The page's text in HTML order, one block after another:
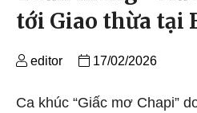
tới Giao thừa tại
editor 17/02/2026
Ca khúc “Giấc mơ Chapi”